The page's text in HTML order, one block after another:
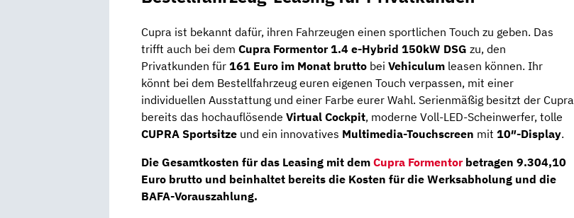
Cupra ist bekannt dafür, ihren Fahrzeugen einen sportlichen Touch zu geben. Das
trifft auch bei dem Cupra Formentor 1.4 e-Hybrid 150kW DSG zu, den
Privatkunden für 161 Euro im Monat brutto bei Vehiculum leasen können. Ihr
könnt bei dem Bestellfahrzeug euren eigenen Touch verpassen, mit einer
individuellen Ausstattung und einer Farbe eurer Wahl. Serienmäßig besitzt der Cupra
bereits das hochauflösende Virtual Cockpit, moderne Voll-LED-Scheinwerfer, tolle
CUPRA Sportsitze und ein innovatives Multimedia-Touchscreen mit 10″-Display.
Die Gesamtkosten für das Leasing mit dem Cupra Formentorbetragen 9.304,10
Euro brutto und beinhaltet bereits die Kosten für die Werksabholung und die
BAFA-Vorauszahlung.